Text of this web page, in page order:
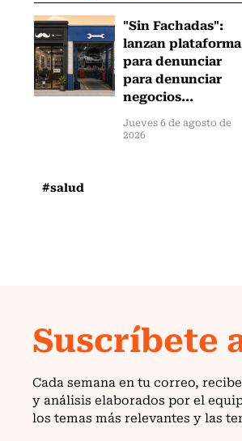
"Sin Fachadas":
lanzan plataforma
para denunciar
para denunciar
negocios...
Jueves 6 de agosto de
2026
#salud